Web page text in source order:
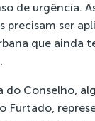
de urgência.
precisam ser
que ainda
Conselho,
Furtado,